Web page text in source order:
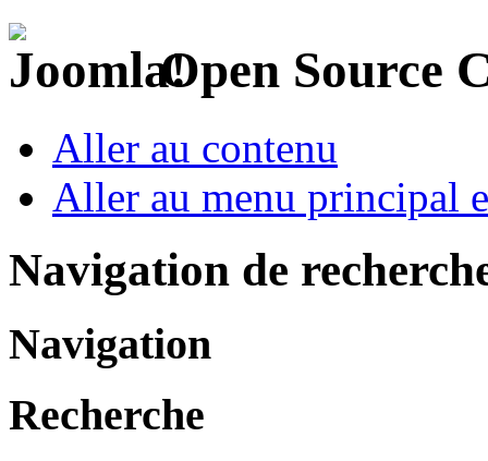
Open Source
Aller au contenu
Aller au menu principal
Navigation de
Navigation
Recherche